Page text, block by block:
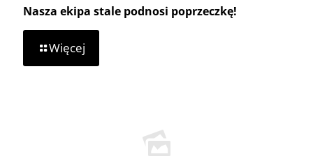
Nasza ekipa stale podnosi poprzeczkę!
Więcej
Nasza